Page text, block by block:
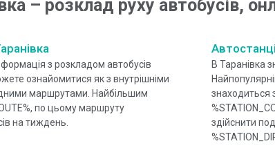
– розклад руху автобусів,
з розкладом автобусів
ознайомитися як з внутрішніми
маршрутами. Найбільшим
по цьому маршруту
на тиждень.
В Таранівка
знаходиться
здійснити